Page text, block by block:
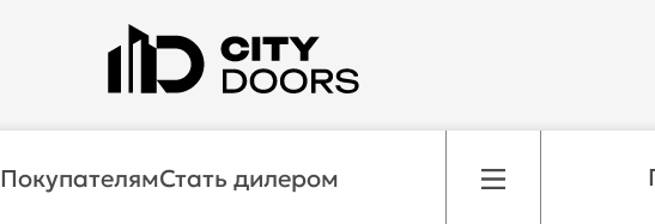
ПокупателямСтать дилером